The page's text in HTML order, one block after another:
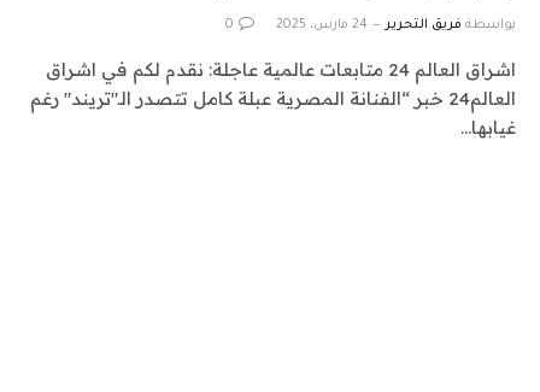
بواسطة فريق التحرير 24 مارس، 2025 0
اشراق العالم 24 متابعات عالمية عاجلة: نقدم لكم في اشراق
العالم24 خبر “الفنانة المصرية عبلة كامل تتصدر الـ"تريند" رغم
غيابها…